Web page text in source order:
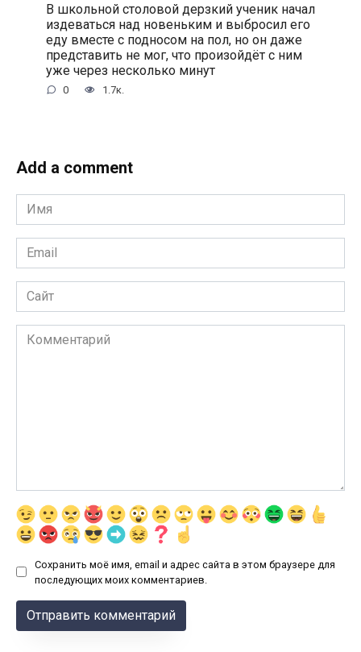
В школьной столовой дерзкий ученик начал
издеваться над новеньким и выбросил его
еду вместе с подносом на пол, но он даже
представить не мог, что произойдёт с ним
уже через несколько минут
0 1.7к.
Add a comment
Имя
*
Email
*
Сайт
Комментарий
Сохранить моё имя, email и адрес сайта в этом браузере для
последующих моих комментариев.